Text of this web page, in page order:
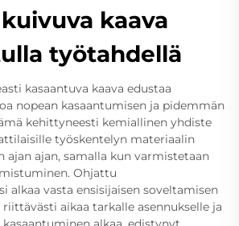
kaava
työtahdellä
kasaantuva kaava edustaa
nopean kasaantumisen ja pidemmän
kehittyneesti kemiallinen yhdiste
työskentelyn materiaalin
ajan ajan, samalla kun varmistetaan
Ohjattu
alkaa vasta ensisijaisen soveltamisen
aikaa tarkalle asennukselle ja